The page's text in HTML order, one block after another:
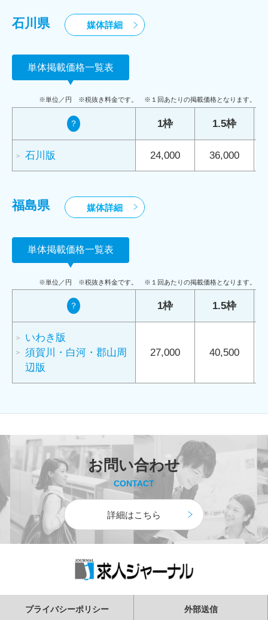
石川県 媒体詳細
単体掲載価格一覧表
※単位／円 ※税抜き料金です。 ※１回あたりの掲載価格となります。
？ 1枠 1.5枠
石川版 24,000 36,000
福島県 媒体詳細
単体掲載価格一覧表
※単位／円 ※税抜き料金です。 ※１回あたりの掲載価格となります。
？ 1枠 1.5枠
いわき版
須賀川・白河・郡山周
辺版
27,000 40,500
お問い合わせ
CONTACT
詳細はこちら
プライバシーポリシー 外部送信